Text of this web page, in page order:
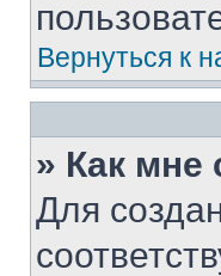
Вернуться к
» Как мне
Для